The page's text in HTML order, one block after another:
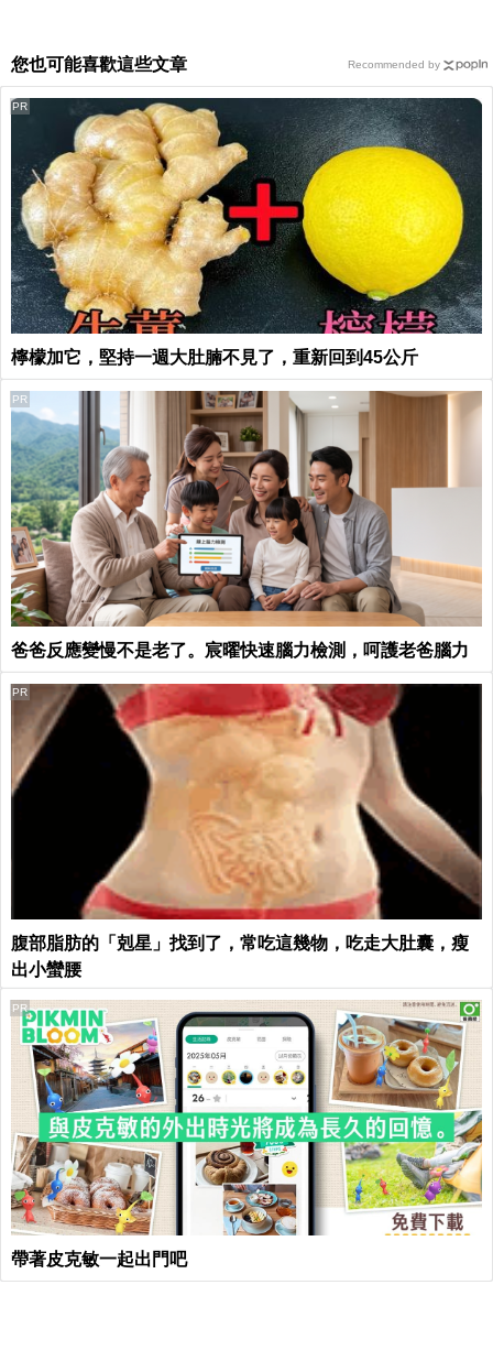
您也可能喜歡這些文章
檸檬加它，堅持一週大肚腩不見了，重新回到45公斤
PR
爸爸反應變慢不是老了。宸曜快速腦力檢測，呵護老爸腦力
PR
腹部脂肪的「剋星」找到了，常吃這幾物，吃走大肚囊，瘦
出小蠻腰
PR
帶著皮克敏一起出門吧
PR
Recommended by